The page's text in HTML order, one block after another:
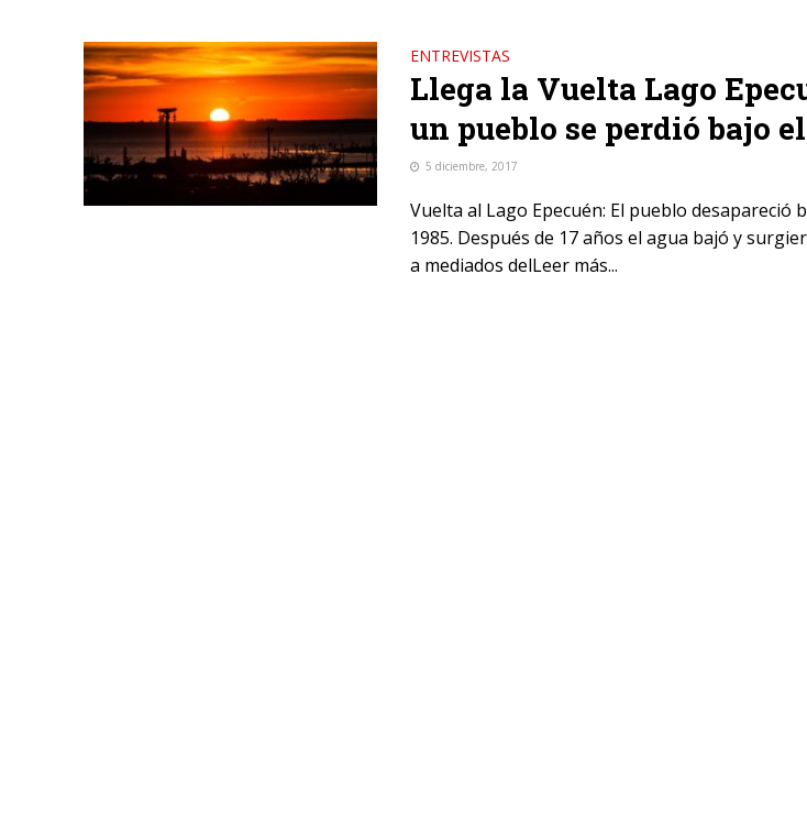
ENTREVISTAS
Llega la Vuelta Lago
un pueblo se perdió bajo
5 diciembre, 2017
Vuelta al Lago Epecuén: El pueblo desapareció
1985. Después de 17 años el agua bajó y
a mediados delLeer más...